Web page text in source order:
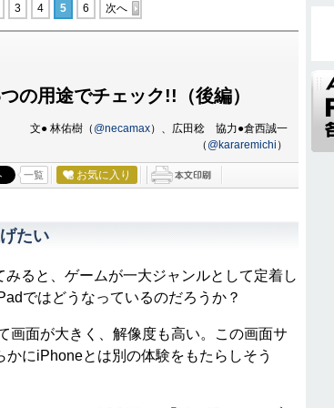
3 4 5 6 次へ
用途でチェック!!（後編）
文● 林佑樹（ @necamax）、広田稔 協力●倉西誠一
（ @kararemichi ）
一覧 お気に入り
たい
ると、ゲームが一大ジャンルとして定着し
ではどうなっているのだろうか？
面が大きく、解像度も高い。この画面サ
にiPhoneとは別の体験をもたらしそう